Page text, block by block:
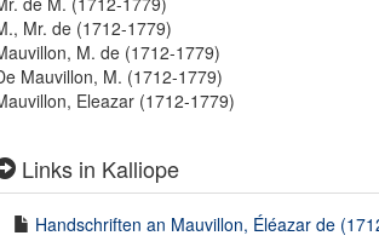
Mr. de (1712-1779)
M. de (1712-1779)
Mauvillon, M. (1712-1779)
Eleazar (1712-1779)
Links in Kalliope
Handschriften an Mauvillon, Éléazar de